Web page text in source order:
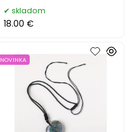
skladom
18.00 €
NOVINKA